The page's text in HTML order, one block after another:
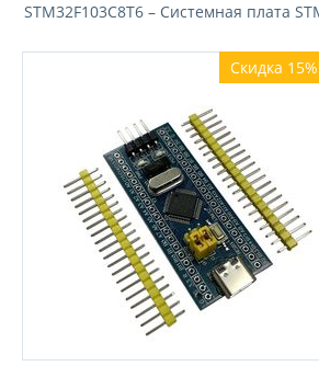
STM32F103C8T6 – Системная плата
Скидка 15%